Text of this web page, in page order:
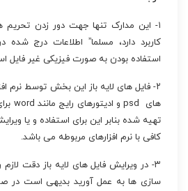
۱- این مدارک تنها جهت دور زدن تحریم
کاربرد دارد، مسلما” اطلاعات درج
استفاده بودن به صورت فیزیکی غیر فایل
تهیه شده بنابر این برای استفاده و یا
کافی با نرم افزارهای مربوطه می باشد.
۳- در ویرایش فایل های لایه باز دقت
سازی ها به عمل آورید بدیهی است در